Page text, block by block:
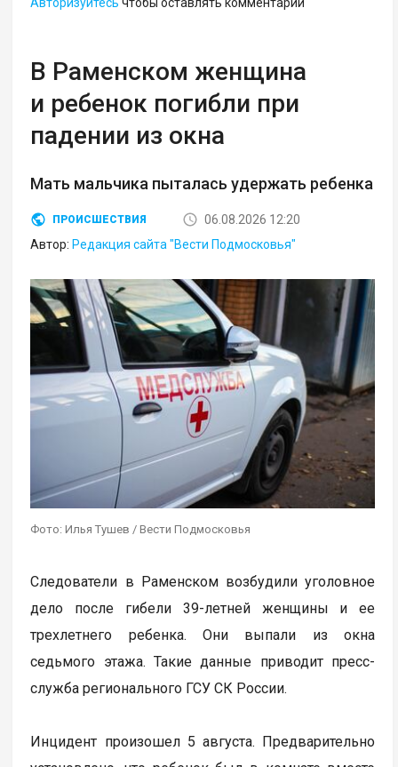
В Раменском женщина
и ребенок погибли при
падении из окна
Мать мальчика пыталась удержать ребенка
ПРОИСШЕСТВИЯ
06.08.2026 12:20
Автор: Редакция сайта "Вести Подмосковья"
Фото: Илья Тушев / Вести Подмосковья
Следователи в Раменском возбудили уголовное
дело после гибели 39-летней женщины и ее
трехлетнего ребенка. Они выпали из окна
седьмого этажа. Такие данные приводит пресс-
служба регионального ГСУ СК России.
Инцидент произошел 5 августа. Предварительно